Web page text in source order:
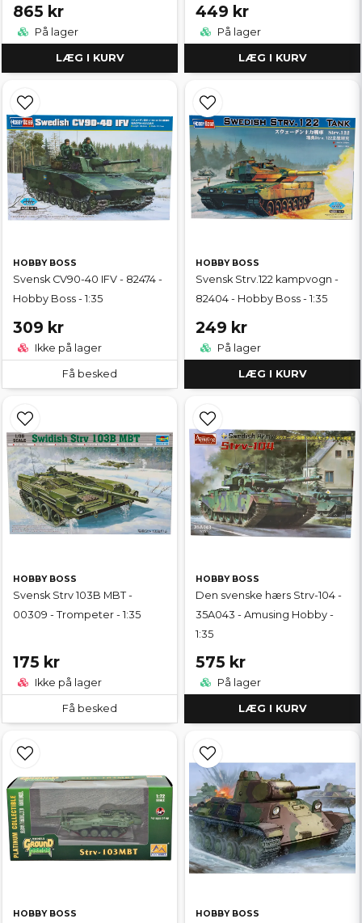
865 kr
På lager
LÆG I KURV
449 kr
På lager
LÆG I KURV
HOBBY BOSS
Svensk CV90-40 IFV - 82474 -
Hobby Boss - 1:35
309 kr
Ikke på lager
Få besked
HOBBY BOSS
Svensk Strv.122 kampvogn -
82404 - Hobby Boss - 1:35
249 kr
På lager
LÆG I KURV
HOBBY BOSS
Svensk Strv 103B MBT -
00309 - Trompeter - 1:35
175 kr
Ikke på lager
Få besked
HOBBY BOSS
Den svenske hærs Strv-104 -
35A043 - Amusing Hobby -
1:35
575 kr
På lager
LÆG I KURV
HOBBY BOSS HOBBY BOSS